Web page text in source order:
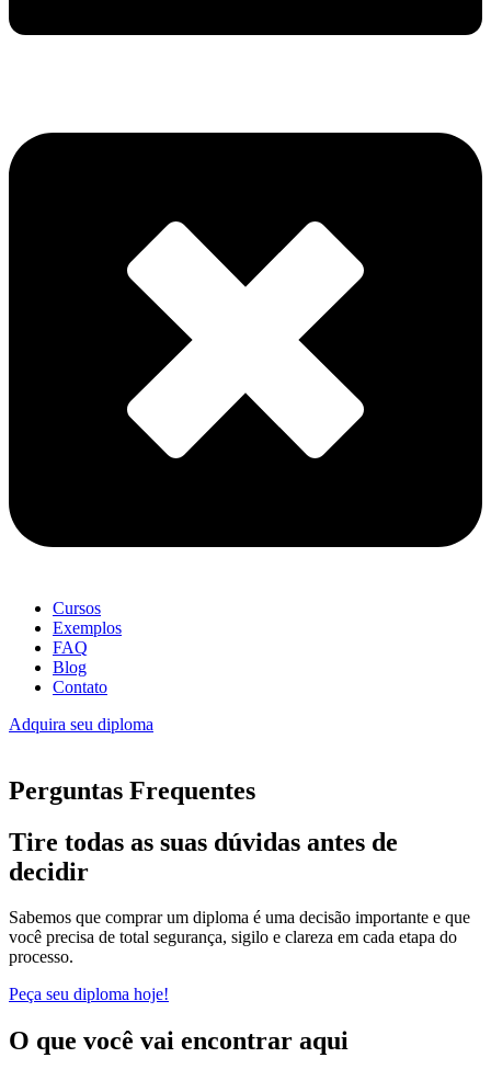
Cursos
Exemplos
FAQ
Blog
Contato
Adquira seu diploma
Perguntas Frequentes
Tire todas as suas dúvidas antes de
decidir
Sabemos que comprar um diploma é uma decisão importante e que
você precisa de total segurança, sigilo e clareza em cada etapa do
processo.
Peça seu diploma hoje!
O que você vai encontrar aqui